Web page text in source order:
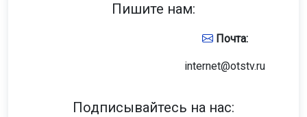
Пишите нам:
Почта:
internet@otstv.ru
Подписывайтесь на нас: